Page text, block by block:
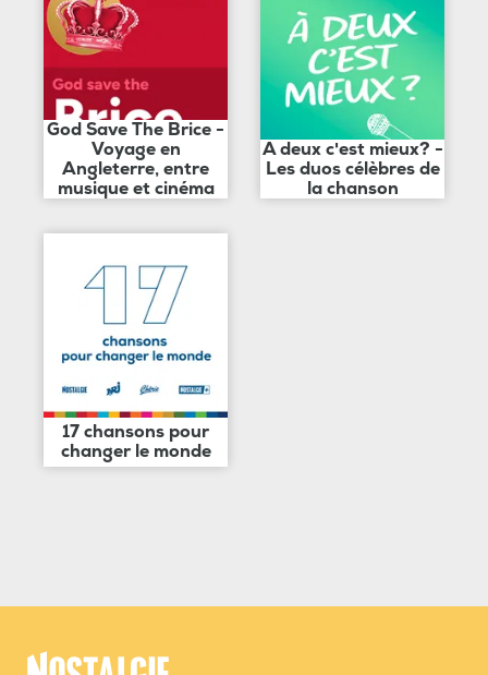
God Save The Brice -
Voyage en
Angleterre, entre
musique et cinéma
A deux c'est mieux? -
Les duos célèbres de
la chanson
17 chansons pour
changer le monde